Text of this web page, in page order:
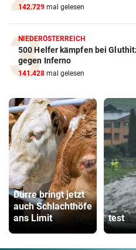
142.729 mal gelesen
NIEDERÖSTERREICH
500 Helfer kämpfen bei
gegen Inferno
141.428 mal gelesen
Dürre bringt jetzt
auch Schlachthöfe
ans Limit
test